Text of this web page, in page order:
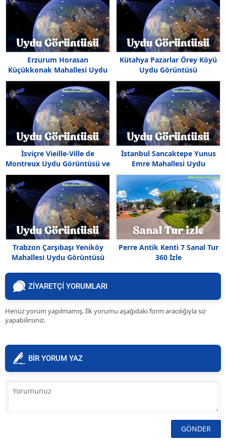
Erzurum Horasan
Küçükkonak Mahallesi Uydu
Görüntüsü Haritası
Kütahya Pazarlar Örey Köyü
Uydu Görüntüsü
İsviçre Vieille-Ville de
Montreux Uydu Görüntüsü ve
Haritası
İstanbul Sancaktepe Yunus
Emre Mahallesi Uydu
Görüntüsü
Trabzon Çarşıbaşı Yeniköy
Mahallesi Uydu Görüntüsü
Perre Antik Kenti 7 Sanal Tur
360 İzle
ZİYARETÇİ YORUMLARI
Henüz yorum yapılmamış. İlk yorumu aşağıdaki form aracılığıyla siz
yapabilirsiniz.
BİR YORUM YAZ